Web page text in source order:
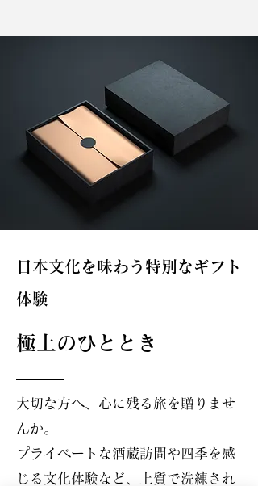
日本文化を味わう特別なギフト
体験
極上のひととき
大切な方へ、心に残る旅を贈りませ
んか。
プライベートな酒蔵訪問や四季を感
じる文化体験など、上質で洗練され